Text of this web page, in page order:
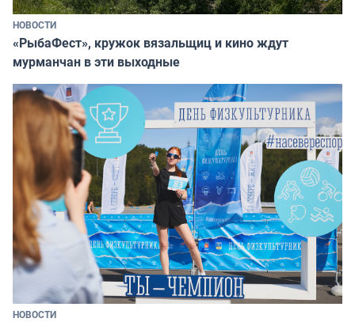
НОВОСТИ
«РыбаФест», кружок вязальщиц и кино ждут
мурманчан в эти выходные
НОВОСТИ